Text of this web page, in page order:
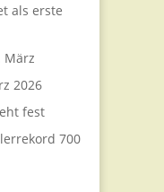
als erste
März
2026
fest
700